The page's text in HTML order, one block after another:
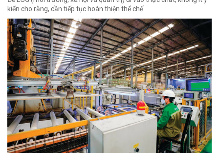
kiến cho rằng, cần tiếp tục hoàn thiện thể chế.